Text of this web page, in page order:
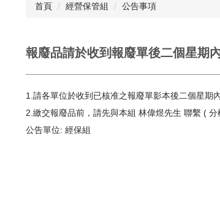
首頁 經營保管組 公告事項
報廢品請於收到報廢單後二個星期
1.請各單位於收到已核准之報廢單影本後二個星期
2.繳交報廢品前，請先與本組 林偉煜先生 聯繫 ( 分
公告單位: 經保組